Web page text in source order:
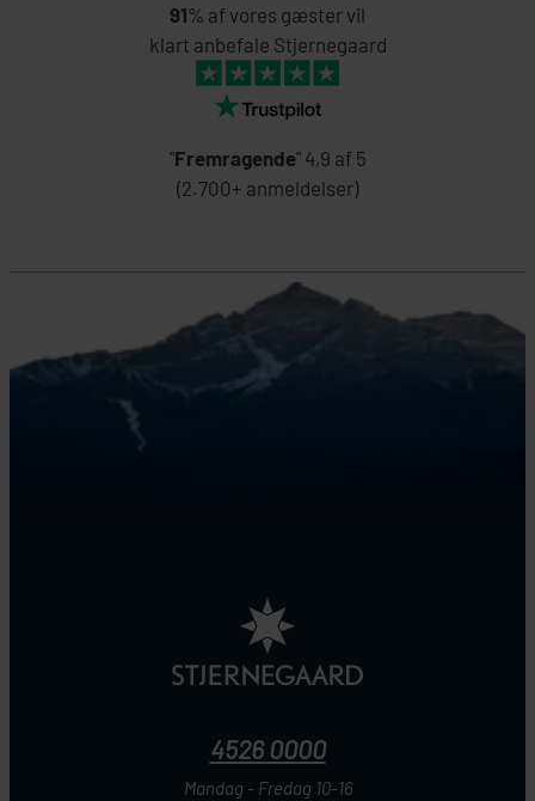
91% af vores gæster vil
klart anbefale Stjernegaard
"Fremragende" 4,9 af 5
(2.700+ anmeldelser)
4526 0000
Mandag - Fredag 10-16